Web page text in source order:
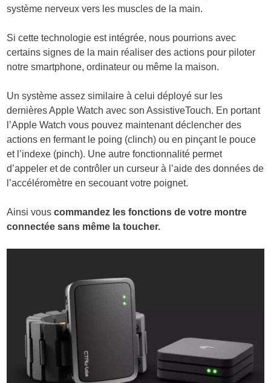
système nerveux vers les muscles de la main.
Si cette technologie est intégrée, nous pourrions avec
certains signes de la main réaliser des actions pour piloter
notre smartphone, ordinateur ou même la maison.
Un système assez similaire à celui déployé sur les
dernières Apple Watch avec son AssistiveTouch. En portant
l’Apple Watch vous pouvez maintenant déclencher des
actions en fermant le poing (clinch) ou en pinçant le pouce
et l’indexe (pinch). Une autre fonctionnalité permet
d’appeler et de contrôler un curseur à l’aide des données de
l’accéléromètre en secouant votre poignet.
Ainsi vouscommandez les fonctions de votre montre
connectée sans même la toucher.